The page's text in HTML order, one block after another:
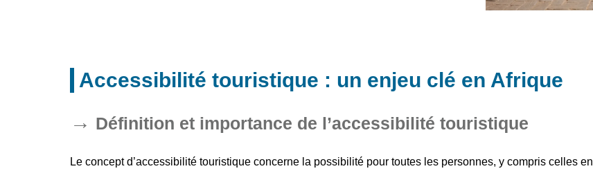
Accessibilité touristique : un enjeu clé en Afrique
Définition et importance de l’accessibilité touristique
Le concept d’accessibilité touristiqueconcerne la possibilité pour toutes les personnes, y compris celles en